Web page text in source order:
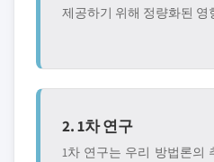
제공하기 위해 정량화된 영
2. 1차 연구
1차 연구는 우리 방법론의